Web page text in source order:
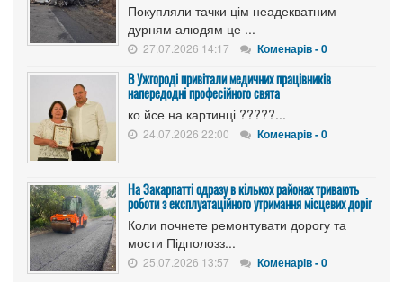
Покупляли тачки цім неадекватним
дурням алюдям це ...
27.07.2026 14:17 Коменарів - 0
В Ужгороді привітали медичних працівників
напередодні професійного свята
ко йсе на картинці ?????...
24.07.2026 22:00 Коменарів - 0
На Закарпатті одразу в кількох районах тривають
роботи з експлуатаційного утримання місцевих доріг
Коли почнете ремонтувати дорогу та
мости Підполозз...
25.07.2026 13:57 Коменарів - 0